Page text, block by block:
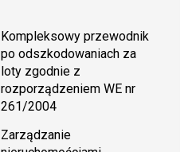
Kompleksowy przewodnik
po odszkodowaniach za
loty zgodnie z
rozporządzeniem WE nr
261/2004
Zarządzanie